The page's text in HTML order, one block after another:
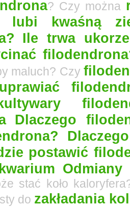
? Czy można
lubi kwaśną
Ile trwa
maluch? Czy
uprawiać
Dlaczego
postawić
stać koło
do zakładania